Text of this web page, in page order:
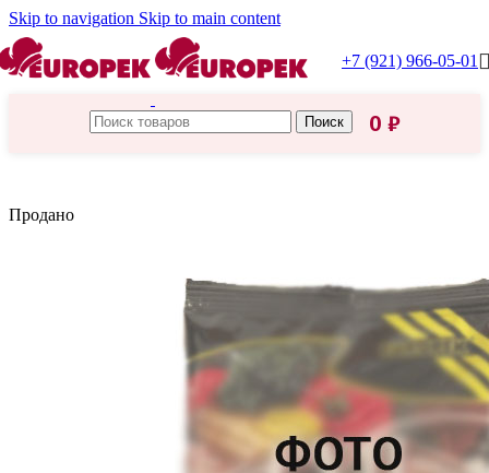
Skip to navigation Skip to main content
+7 (921) 966-05-01
Поиск 0 ₽
Продано